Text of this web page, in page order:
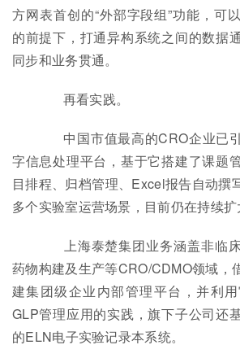
方网表首创的“外部字段组”功能，可
的前提下，打通异构系统之间的数据
同步和业务贯通。
再看实践。
中国市值最高的CRO企业已
字信息处理平台，基于它搭建了课题
目排程、归档管理、Excel报告自动撰
多个实验室运营场景，目前仍在持续扩
上海泰楚集团业务涵盖非临
药物构建及生产等CRO/CDMO领域，
建集团级企业内部管理平台，并利
GLP管理应用的实践，旗下子公司还
的ELN电子实验记录本系统。